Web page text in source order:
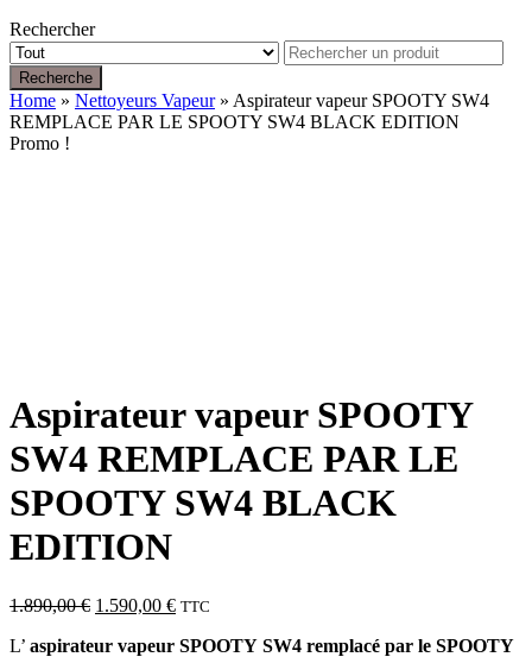
Rechercher
Recherche
Home » Nettoyeurs Vapeur» Aspirateur vapeur SPOOTY SW4
REMPLACE PAR LE SPOOTY SW4 BLACK EDITION
Promo !
Aspirateur vapeur SPOOTY
SW4 REMPLACE PAR LE
SPOOTY SW4 BLACK
EDITION
1.890,00€ Le
initial
1.590,00 €Le
actuel
TTC
L’ aspirateur vapeur SPOOTY SW4 remplacé par le SPOOTY